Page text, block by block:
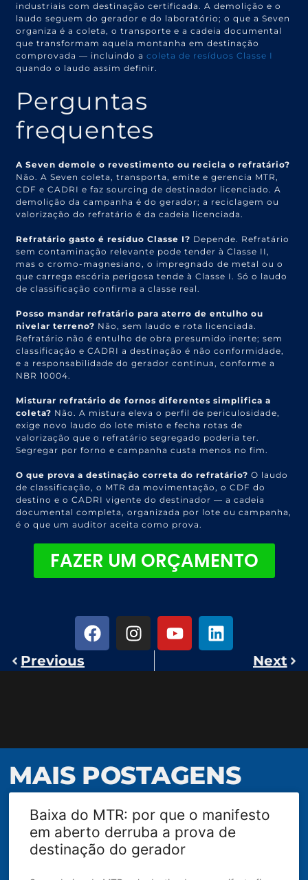
industriais com destinação certificada. A demolição e o
laudo seguem do gerador e do laboratório; o que a Seven
organiza é a coleta, o transporte e a cadeia documental
que transformam aquela montanha em destinação
comprovada — incluindo acoleta de resíduos Classe I
quando o laudo assim definir.
Perguntas
frequentes
A Seven demole o revestimento ou recicla o refratário?
Não. A Seven coleta, transporta, emite e gerencia MTR,
CDF e CADRI e faz sourcing de destinador licenciado. A
demolição da campanha é do gerador; a reciclagem ou
valorização do refratário é da cadeia licenciada.
Refratário gasto é resíduo Classe I? Depende. Refratário
sem contaminação relevante pode tender à Classe II,
mas o cromo-magnesiano, o impregnado de metal ou o
que carrega escória perigosa tende à Classe I. Só o laudo
de classificação confirma a classe real.
Posso mandar refratário para aterro de entulho ou
nivelar terreno? Não, sem laudo e rota licenciada.
Refratário não é entulho de obra presumido inerte; sem
classificação e CADRI a destinação é não conformidade,
e a responsabilidade do gerador continua, conforme a
NBR 10004.
Misturar refratário de fornos diferentes simplifica a
coleta? Não. A mistura eleva o perfil de periculosidade,
exige novo laudo do lote misto e fecha rotas de
valorização que o refratário segregado poderia ter.
Segregar por forno e campanha custa menos no fim.
O que prova a destinação correta do refratário? O laudo
de classificação, o MTR da movimentação, o CDF do
destino e o CADRI vigente do destinador — a cadeia
documental completa, organizada por lote ou campanha,
é o que um auditor aceita como prova.
FAZER UM ORÇAMENTO
Previous Next
MAIS POSTAGENS
Baixa do MTR: por que o manifesto
em aberto derruba a prova de
destinação do gerador